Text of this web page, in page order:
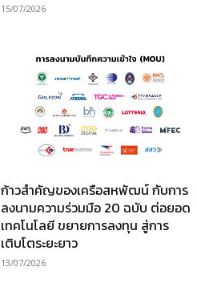
15/07/2026
ก้าวสำคัญของเครือสหพัฒน์ กับการ
ลงนามความร่วมมือ 20 ฉบับ ต่อยอด
เทคโนโลยี ขยายการลงทุน สู่การ
เติบโตระยะยาว
13/07/2026